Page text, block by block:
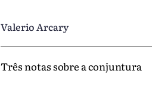
Valerio Arcary
Três notas sobre a conjuntura